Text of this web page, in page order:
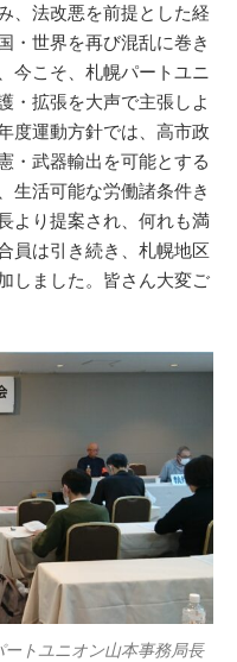
、法改悪を前提とした経
・世界を再び混乱に巻き
今こそ、札幌パートユニ
・拡張を大声で主張しよ
度運動方針では、高市政
・武器輸出を可能とする
生活可能な労働諸条件き
より提案され、何れも満
員は引き続き、札幌地区
しました。皆さん大変ご
トユニオン山本事務局長